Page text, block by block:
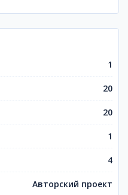
1
20
20
1
4
Авторский проект